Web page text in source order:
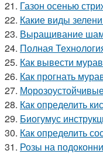
21. Газон осенью
22. Какие виды
23. Выращивание
24. Полная
25. Как вывести
26. Как прогнать
27.
28. Как определить
29. Биогумус
30. Как определить
31. Розы на